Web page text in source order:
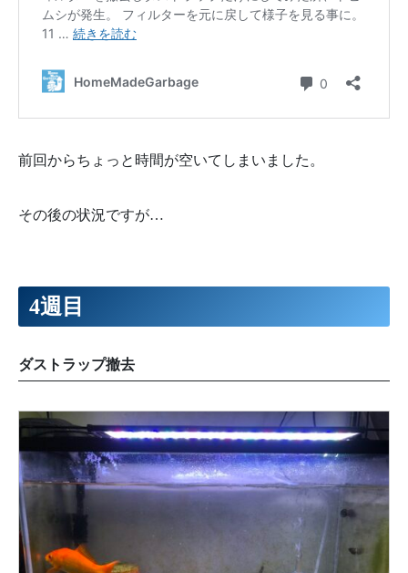
前回からちょっと時間が空いてしまいました。
その後の状況ですが…
4週目
ダストラップ撤去